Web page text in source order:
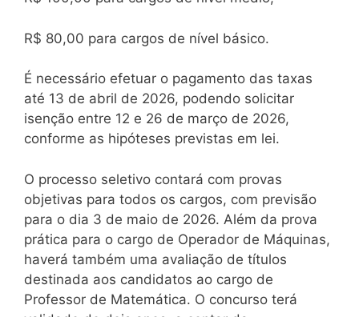
R$ 80,00 para cargos de nível básico.
É necessário efetuar o pagamento das taxas
até 13 de abril de 2026, podendo solicitar
isenção entre 12 e 26 de março de 2026,
conforme as hipóteses previstas em lei.
O processo seletivo contará com provas
objetivas para todos os cargos, com previsão
para o dia 3 de maio de 2026. Além da prova
prática para o cargo de Operador de Máquinas,
haverá também uma avaliação de títulos
destinada aos candidatos ao cargo de
Professor de Matemática. O concurso terá